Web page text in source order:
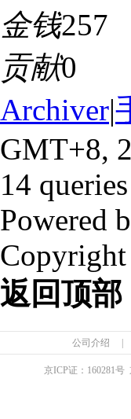
金钱257
贡献0
Archiver|
GMT+8,
14
Powered
返回顶部
公司介绍
京ICP证： 160281号